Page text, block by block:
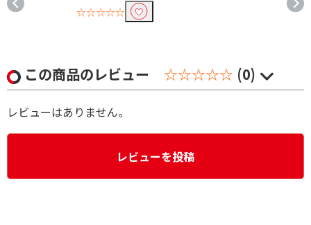
☆☆☆☆☆
この商品のレビュー ☆☆☆☆☆ (0)
レビューはありません。
レビューを投稿